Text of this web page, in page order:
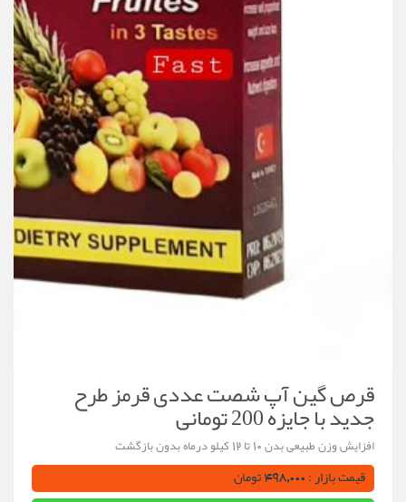
گین آپ شصت عددی قرمز طرح
با جایزه 200 تومانی
وزن طبیعی بدن 10 تا 12 کیلو درماه بدون بازگشت
قیمت بازار : 498,000 تومان